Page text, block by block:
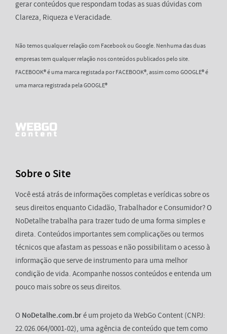
gerar conteúdos que respondam todas as suas dúvidas com
Clareza, Riqueza e Veracidade.
Não temos qualquer relação com Facebook ou Google. Nenhuma das duas
empresas tem qualquer relação nos conteúdos publicados pelo site.
FACEBOOK® é uma marca registada por FACEBOOK®, assim como GOOGLE® é
uma marca registrada pela GOOGLE®
Sobre o Site
Você está atrás de informações completas e verídicas sobre os
seus direitos enquanto Cidadão, Trabalhador e Consumidor? O
NoDetalhe trabalha para trazer tudo de uma forma simples e
direta. Conteúdos importantes sem complicações ou termos
técnicos que afastam as pessoas e não possibilitam o acesso à
informação que serve de instrumento para uma melhor
condição de vida. Acompanhe nossos conteúdos e entenda um
pouco mais sobre os seus direitos.
O NoDetalhe.com.bré um projeto da WebGo Content (CNPJ:
22.026.064/0001-02), uma agência de conteúdo que tem como